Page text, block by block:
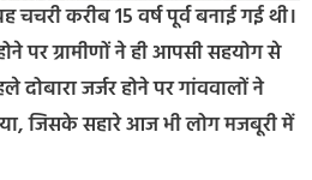
चचरी करीब 15 वर्ष पूर्व बनाई गई थी।
पर ग्रामीणों ने ही आपसी सहयोग से
दोबारा जर्जर होने पर गांववालों ने
जिसके सहारे आज भी लोग मजबूरी में